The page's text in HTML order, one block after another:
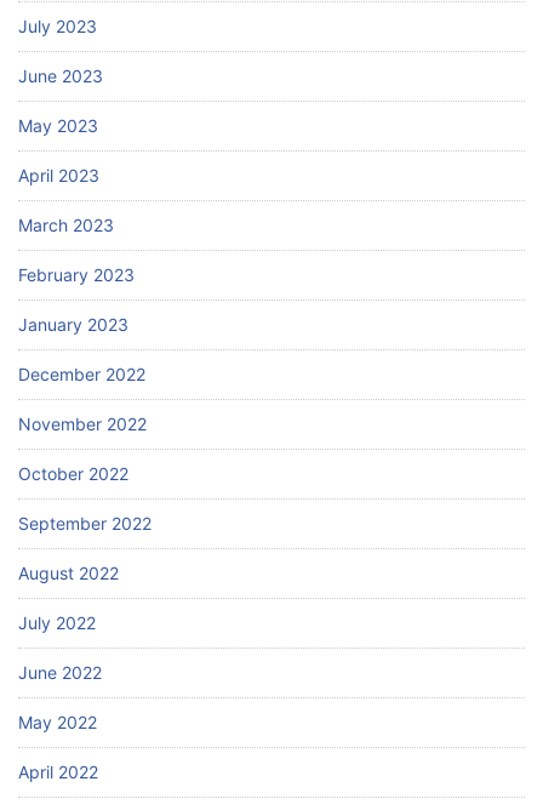
July 2023
June 2023
May 2023
April 2023
March 2023
February 2023
January 2023
December 2022
November 2022
October 2022
September 2022
August 2022
July 2022
June 2022
May 2022
April 2022